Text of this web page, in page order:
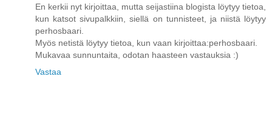
En kerkii nyt kirjoittaa, mutta seijastiina blogista löytyy tietoa,
kun katsot sivupalkkiin, siellä on tunnisteet, ja niistä löytyy
perhosbaari.
Myös netistä löytyy tietoa, kun vaan kirjoittaa:perhosbaari.
Mukavaa sunnuntaita, odotan haasteen vastauksia :)
Vastaa